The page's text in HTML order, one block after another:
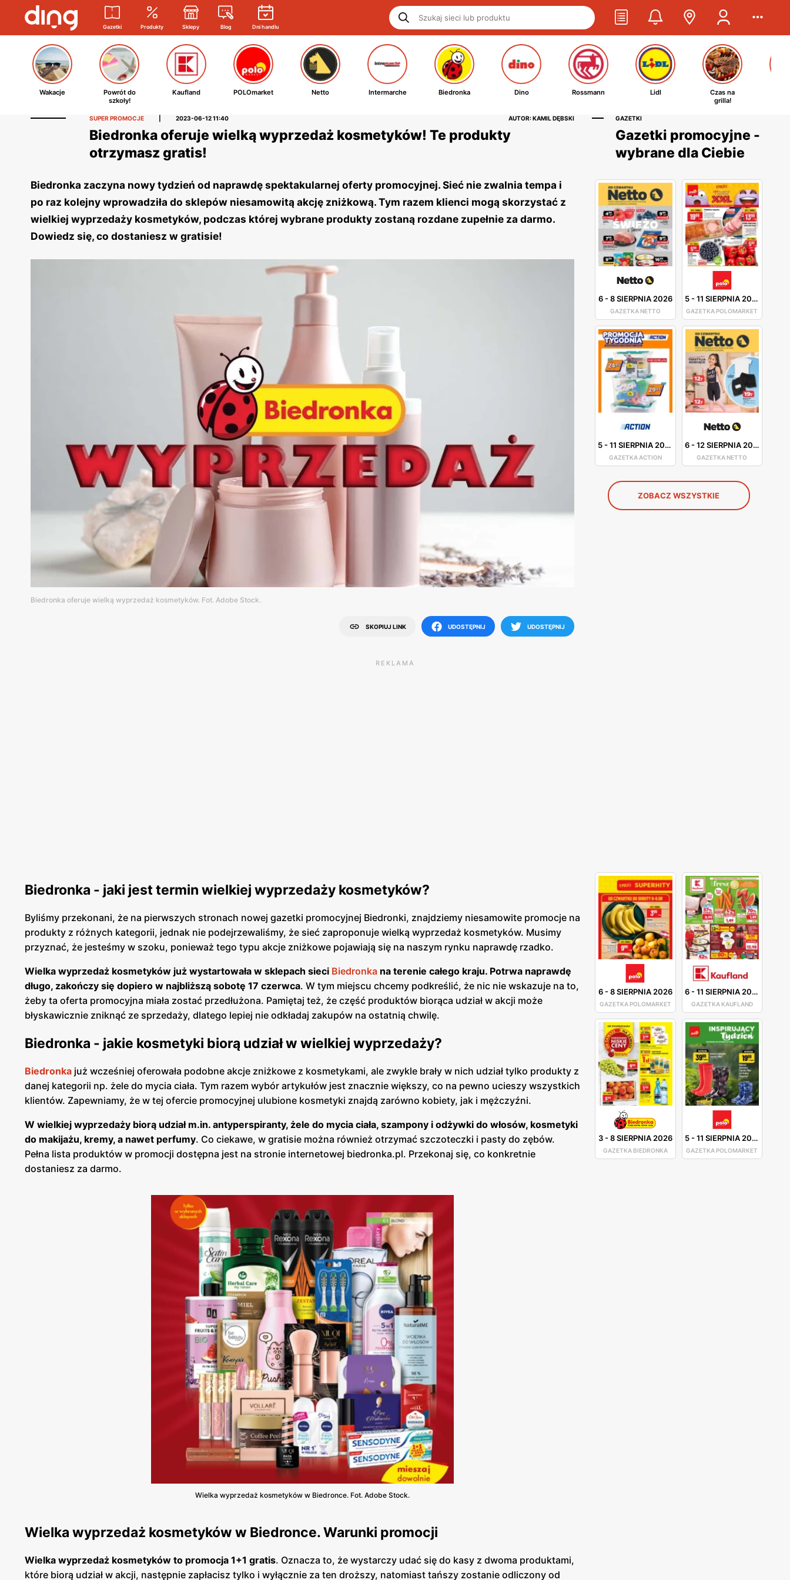
Gazetki Produkty Sklepy Blog Dni handlu
Wakacje
Powrót do
szkoły!
Kaufland POLOmarket Netto Intermarche Biedronka Dino Rossmann Lidl
Czas na
grilla!
SUPER PROMOCJE 2023-06-12 11:40 AUTOR: KAMIL DĘBSKI
Biedronka oferuje wielką wyprzedaż kosmetyków! Te produkty
otrzymasz gratis!
Biedronka zaczyna nowy tydzień od naprawdę spektakularnej oferty promocyjnej. Sieć nie zwalnia tempa i
po raz kolejny wprowadziła do sklepów niesamowitą akcję zniżkową. Tym razem klienci mogą skorzystać z
wielkiej wyprzedaży kosmetyków, podczas której wybrane produkty zostaną rozdane zupełnie za darmo.
Dowiedz się, co dostaniesz w gratisie!
Biedronka oferuje wielką wyprzedaż kosmetyków. Fot. Adobe Stock.
SKOPIUJ LINK UDOSTĘPNIJ UDOSTĘPNIJ
GAZETKI
Gazetki promocyjne -
wybrane dla Ciebie
6-8 SIERPNIA 2026
GAZETKA NETTO
5-11 SIERPNIA 2026
GAZETKA POLOMARKET
5-11 SIERPNIA 2026
GAZETKA ACTION
6-12 SIERPNIA 2026
GAZETKA NETTO
ZOBACZ WSZYSTKIE
6-8 SIERPNIA 2026
GAZETKA POLOMARKET
6-11 SIERPNIA 2026
GAZETKA KAUFLAND
3-8 SIERPNIA 2026
GAZETKA BIEDRONKA
5-11 SIERPNIA 2026
GAZETKA POLOMARKET
REKLAMA
Biedronka - jaki jest termin wielkiej wyprzedaży kosmetyków?
Byliśmy przekonani, że na pierwszych stronach nowej gazetki promocyjnej Biedronki, znajdziemy niesamowite promocje na
produkty z różnych kategorii, jednak nie podejrzewaliśmy, że sieć zaproponuje wielką wyprzedaż kosmetyków. Musimy
przyznać, że jesteśmy w szoku, ponieważ tego typu akcje zniżkowe pojawiają się na naszym rynku naprawdę rzadko.
Wielka wyprzedaż kosmetyków już wystartowała w sklepach sieci Biedronka na terenie całego kraju. Potrwa naprawdę
długo, zakończy się dopiero w najbliższą sobotę 17 czerwca. W tym miejscu chcemy podkreślić, że nic nie wskazuje na to,
żeby ta oferta promocyjna miała zostać przedłużona. Pamiętaj też, że część produktów biorąca udział w akcji może
błyskawicznie zniknąć ze sprzedaży, dlatego lepiej nie odkładaj zakupów na ostatnią chwilę.
Biedronka - jakie kosmetyki biorą udział w wielkiej wyprzedaży?
Biedronka już wcześniej oferowała podobne akcje zniżkowe z kosmetykami, ale zwykle brały w nich udział tylko produkty z
danej kategorii np. żele do mycia ciała. Tym razem wybór artykułów jest znacznie większy, co na pewno ucieszy wszystkich
klientów. Zapewniamy, że w tej ofercie promocyjnej ulubione kosmetyki znajdą zarówno kobiety, jak i mężczyźni.
W wielkiej wyprzedaży biorą udział m.in. antyperspiranty, żele do mycia ciała, szampony i odżywki do włosów, kosmetyki
do makijażu, kremy, a nawet perfumy. Co ciekawe, w gratisie można również otrzymać szczoteczki i pasty do zębów.
Pełna lista produktów w promocji dostępna jest na stronie internetowej biedronka.pl. Przekonaj się, co konkretnie
dostaniesz za darmo.
Wielka wyprzedaż kosmetyków w Biedronce. Fot. Adobe Stock.
Wielka wyprzedaż kosmetyków w Biedronce. Warunki promocji
Wielka wyprzedaż kosmetyków to promocja 1+1 gratis. Oznacza to, że wystarczy udać się do kasy z dwoma produktami,
które biorą udział w akcji, następnie zapłacisz tylko i wyłącznie za ten droższy, natomiast tańszy zostanie odliczony od